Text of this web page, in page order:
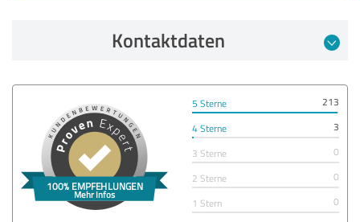
Kontaktdaten
5 Sterne
213
4 Sterne
3
3 Sterne
0
2 Sterne
0
1 Stern
0